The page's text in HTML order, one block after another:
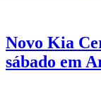
Novo Kia
sábado em